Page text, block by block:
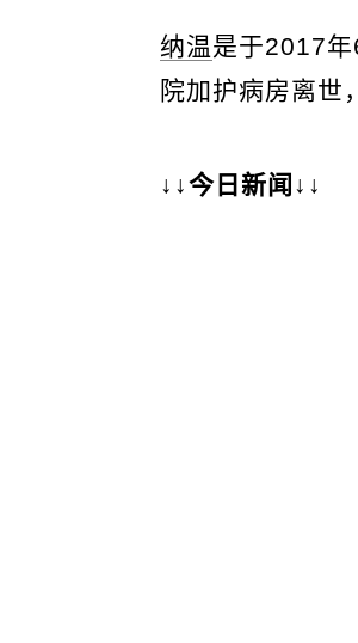
纳温是于2017
院加护病房离世
↓↓今日新闻↓↓